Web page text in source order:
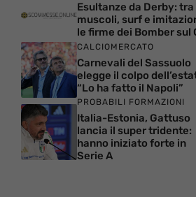
Esultanze da Derby: tra
muscoli, surf e
le firme dei Bomber sul
CALCIOMERCATO
Carnevali del Sassuolo
elegge il colpo
“Lo ha fatto il Napoli”
PROBABILI FORMAZIONI
Italia-Estonia, Gattuso
lancia il super tridente:
hanno iniziato forte in
Serie A